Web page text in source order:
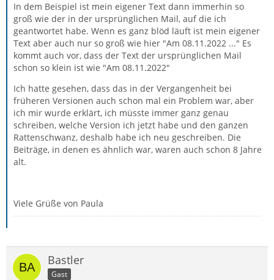
In dem Beispiel ist mein eigener Text dann immerhin so
groß wie der in der ursprünglichen Mail, auf die ich
geantwortet habe. Wenn es ganz blöd läuft ist mein eigener
Text aber auch nur so groß wie hier "Am 08.11.2022 ..." Es
kommt auch vor, dass der Text der ursprünglichen Mail
schon so klein ist wie "Am 08.11.2022"
Ich hatte gesehen, dass das in der Vergangenheit bei
früheren Versionen auch schon mal ein Problem war, aber
ich mir wurde erklärt, ich müsste immer ganz genau
schreiben, welche Version ich jetzt habe und den ganzen
Rattenschwanz, deshalb habe ich neu geschreiben. Die
Beiträge, in denen es ähnlich war, waren auch schon 8 Jahre
alt.
Viele Grüße von Paula
Bastler
Gast